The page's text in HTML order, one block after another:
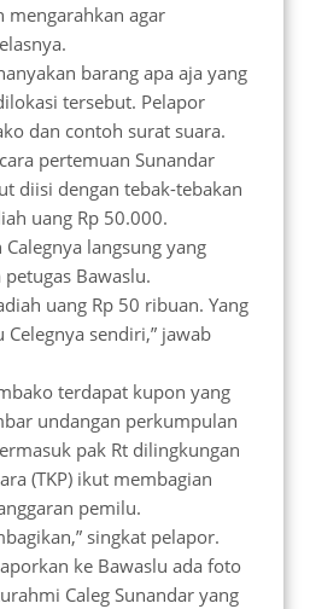
mengarahkan agar
barang apa aja yang
tersebut. Pelapor
dan contoh surat suara.
pertemuan Sunandar
diisi dengan tebak-tebakan
uang Rp 50.000.
langsung yang
petugas Bawaslu.
uang Rp 50 ribuan. Yang
sendiri,” jawab
terdapat kupon yang
undangan perkumpulan
pak Rt dilingkungan
(TKP) ikut membagian
pemilu.
singkat pelapor.
ke Bawaslu ada foto
Caleg Sunandar yang